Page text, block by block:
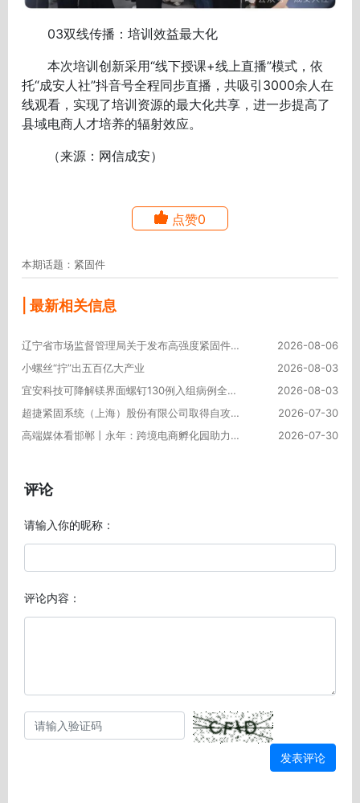
03双线传播：培训效益最大化
本次培训创新采用“线下授课+线上直播”模式，依
托“成安人社”抖音号全程同步直播，共吸引3000余人在
线观看，实现了培训资源的最大化共享，进一步提高了
县域电商人才培养的辐射效应。
（来源：网信成安）
点赞0
本期话题：紧固件
| 最新相关信息
辽宁省市场监督管理局关于发布高强度紧固件等24种产品质量监督抽查实施细则的通告
2026-08-06
小螺丝“拧”出五百亿大产业
2026-08-03
宜安科技可降解镁界面螺钉130例入组病例全部完成
2026-08-03
超捷紧固系统（上海）股份有限公司取得自攻螺钉紧固件相关专利，该自攻螺钉靠棘齿提升防松防脱安全性
2026-07-30
高端媒体看邯郸丨永年：跨境电商孵化园助力紧固件产业“数字出海”
2026-07-30
评论
请输入你的昵称：
评论内容：
发表评论